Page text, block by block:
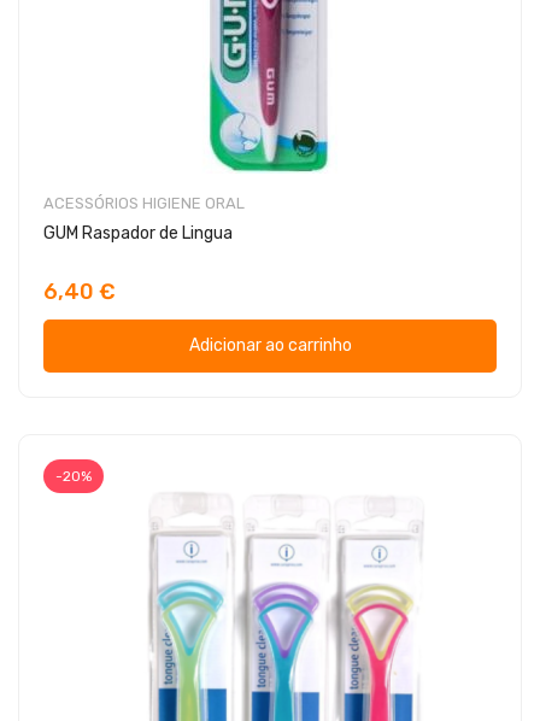
ACESSÓRIOS HIGIENE ORAL
GUM Raspador de Lingua
6,40 €
Adicionar ao carrinho
-20%